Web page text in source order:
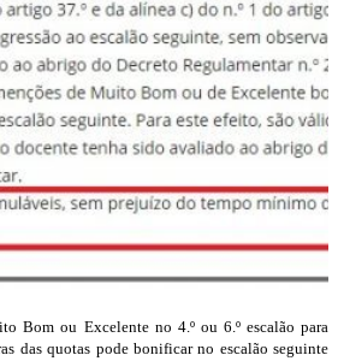
Bom ou Excelente no 4.º ou 6.º escalão para
das quotas pode bonificar no escalão seguinte